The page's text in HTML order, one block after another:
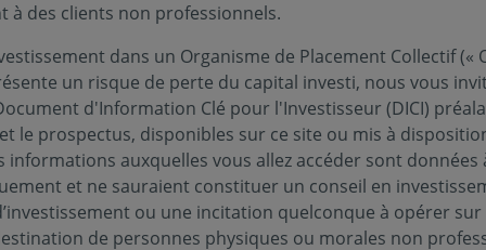
non-
-
à des clients non professionnels.
dans un Organisme de Placement Collectif («
un risque de perte du capital investi, nous vous
d'Information Clé pour l'Investisseur (DICI)
le prospectus, disponibles sur ce site ou mis à
informations auxquelles vous allez accéder sont données
et ne sauraient constituer un conseil en
ou une incitation quelconque à opérer sur
de personnes physiques ou morales non